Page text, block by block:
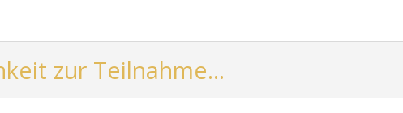
zur Teilnahme...